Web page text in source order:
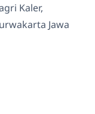
Kaler,
Jawa